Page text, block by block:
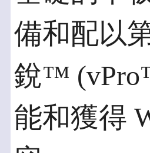
備和配以
銳™
能和獲得